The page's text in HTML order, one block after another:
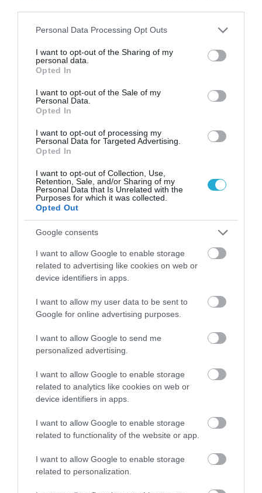
Please note that this website/app uses one or more Google
not limited to your visit or usage behaviour. You may click to
grant or deny consent to Google and its third-party tags to
use your data for below specified purposes in below Google
consent section.
Personal Data Processing Opt Outs
I want to opt-out of the Sharing of my
personal data.
Opted In
I want to opt-out of the Sale of my
Personal Data.
Opted In
I want to opt-out of processing my
Personal Data for Targeted Advertising.
Opted In
I want to opt-out of Collection, Use,
Retention, Sale, and/or Sharing of my
Personal Data that Is Unrelated with the
Purposes for which it was collected.
Opted Out
Google consents
I want to allow Google to enable storage
related to advertising like cookies on web or
device identifiers in apps.
I want to allow my user data to be sent to
Google for online advertising purposes.
I want to allow Google to send me
personalized advertising.
I want to allow Google to enable storage
related to analytics like cookies on web or
device identifiers in apps.
I want to allow Google to enable storage
related to functionality of the website or app.
I want to allow Google to enable storage
related to personalization.
ΦΑΡΜΑΚΑ
Ανατροπή δεδομένων στα εμβόλια
πλέον στις ΗΠΑ από COVID-19
Ποιοι είναι οι φυσιολογικοί καρδιακοί
παλμοί και ποια τα επικίνδυνα όρια –
Πότε πρέπει να ανησυχήσετε
ΠΕΡΙΣΣΟΤΕΡΑ